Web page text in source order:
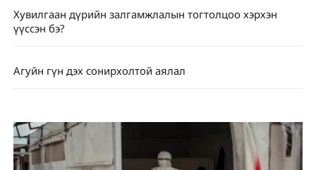
Хувилгаан дүрийн залгамжлалын тогтолцоо хэрхэн
үүссэн бэ?
Агуйн гүн дэх сонирхолтой аялал